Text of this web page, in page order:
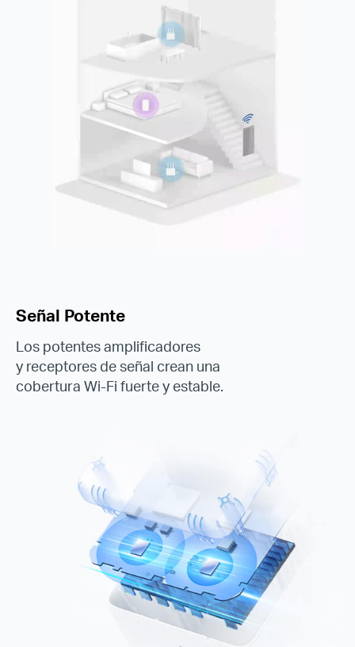
Señal Potente
Los potentes amplificadores
y receptores de señal crean una
cobertura Wi-Fi fuerte y estable.